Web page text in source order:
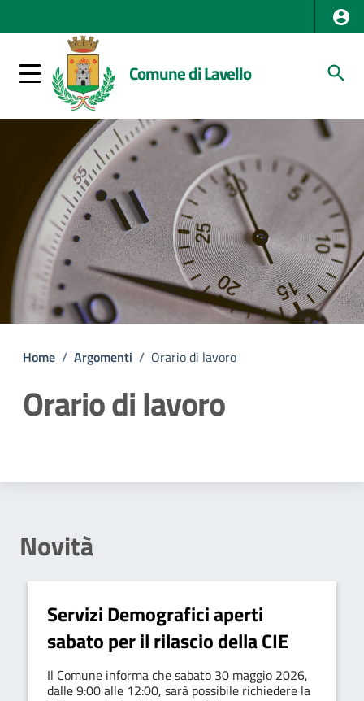
Comune di Lavello
Home / Argomenti / Orario di lavoro
Orario di lavoro
Novità
Servizi Demografici aperti
sabato per il rilascio della CIE
Il Comune informa che sabato 30 maggio 2026,
dalle 9:00 alle 12:00, sarà possibile richiedere la